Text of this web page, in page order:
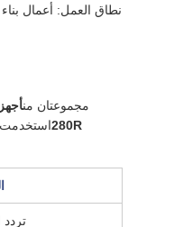
نطاق العمل: أعمال
مجموعتان من
280R
تردد